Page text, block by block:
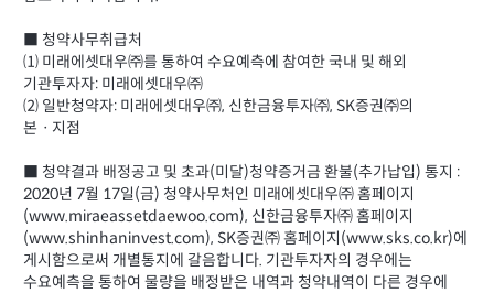
■ 청약사무취급처
⑴ 미래에셋대우㈜를 통하여 수요예측에 참여한 국내 및 해외
기관투자자: 미래에셋대우㈜
⑵ 일반청약자: 미래에셋대우㈜, 신한금융투자㈜, SK증권㈜의
본ㆍ지점
■ 청약결과 배정공고 및 초과(미달)청약증거금 환불(추가납입) 통지 :
2020년 7월 17일(금) 청약사무처인 미래에셋대우㈜ 홈페이지
(www.miraeassetdaewoo.com), 신한금융투자㈜ 홈페이지
(www.shinhaninvest.com), SK증권㈜ 홈페이지(www.sks.co.kr)에
게시함으로써 개별통지에 갈음합니다. 기관투자자의 경우에는
수요예측을 통하여 물량을 배정받은 내역과 청약내역이 다른 경우에